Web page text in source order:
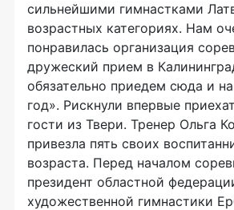
сильнейшими гимнастками
возрастных категориях. Нам
понравилась организация
дружеский прием в
обязательно приедем сюда и
год». Рискнули впервые
гости из Твери. Тренер Ольга
привезла пять своих
возраста. Перед началом
президент областной
художественной гимнастики